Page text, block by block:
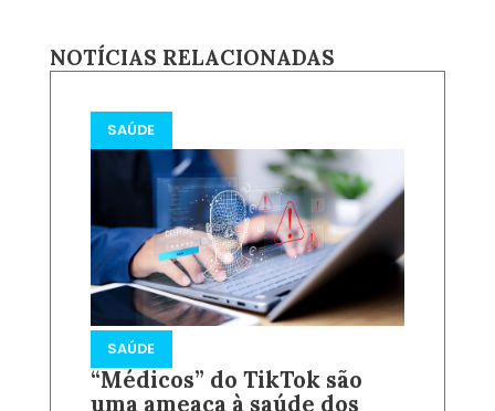
NOTÍCIAS RELACIONADAS
SAÚDE
SAÚDE
“Médicos” do TikTok são
uma ameaça à saúde dos